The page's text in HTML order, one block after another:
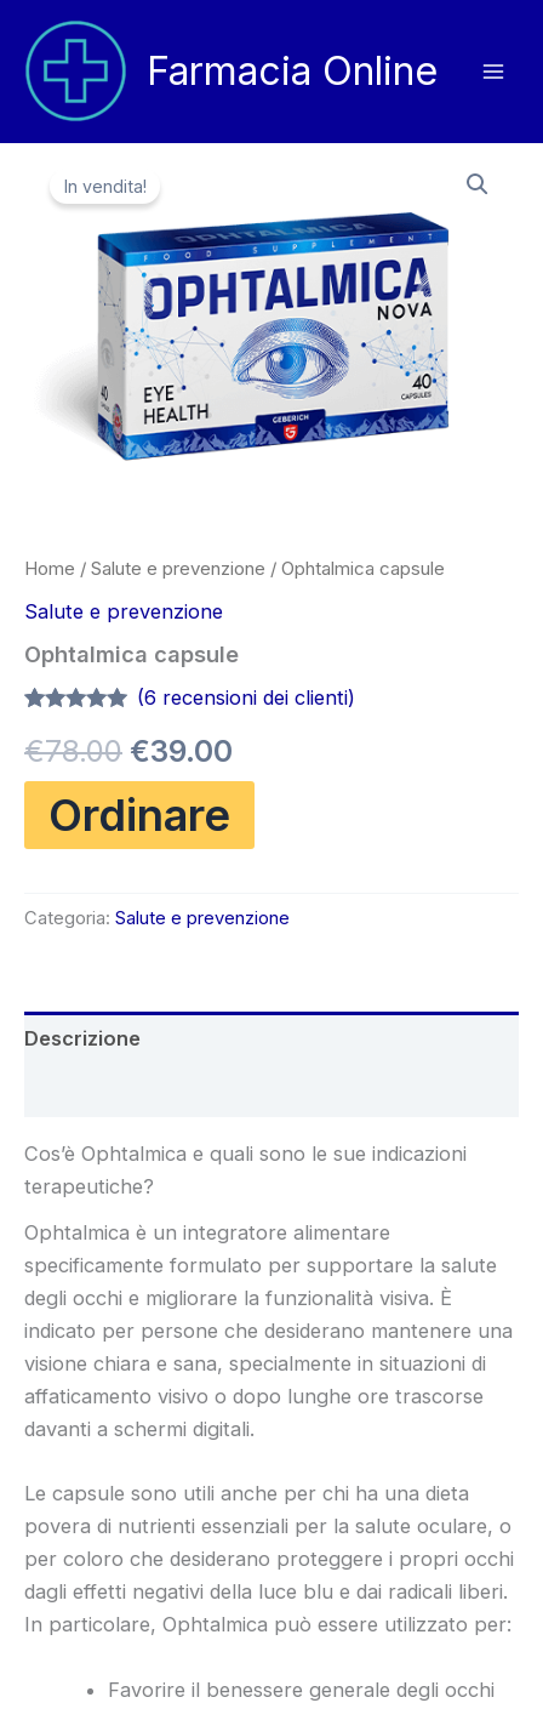
contenuto
Farmacia Online
In vendita!
Home / Salute e prevenzione / Ophtalmica capsule
Salute e prevenzione
Ophtalmica capsule
su 5 su
base di
recensioni
(6 recensioni dei clienti)
€78.00 Il
prezzo
originale
€39.00
attuale
Ordinare
Categoria: Salute e prevenzione
Descrizione
Cos’è Ophtalmica e quali sono le sue indicazioni
terapeutiche?
Ophtalmica è un integratore alimentare
specificamente formulato per supportare la salute
degli occhi e migliorare la funzionalità visiva. È
indicato per persone che desiderano mantenere una
visione chiara e sana, specialmente in situazioni di
affaticamento visivo o dopo lunghe ore trascorse
davanti a schermi digitali.
Le capsule sono utili anche per chi ha una dieta
povera di nutrienti essenziali per la salute oculare, o
per coloro che desiderano proteggere i propri occhi
dagli effetti negativi della luce blu e dai radicali liberi.
In particolare, Ophtalmica può essere utilizzato per:
Favorire il benessere generale degli occhi